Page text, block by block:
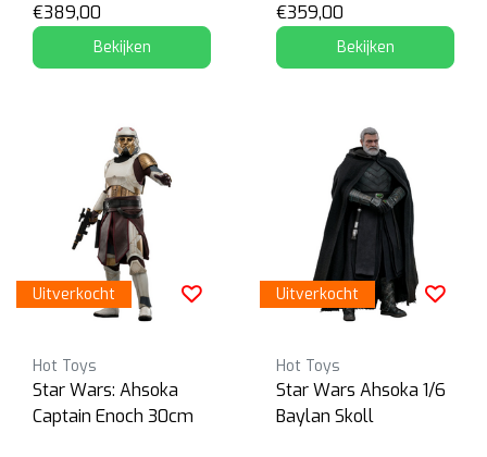
€389,00
Bekijken
€359,00
Bekijken
Uitverkocht
Hot Toys
Star Wars: Ahsoka
Captain Enoch 30cm
Uitverkocht
Hot Toys
Star Wars Ahsoka 1/6
Baylan Skoll